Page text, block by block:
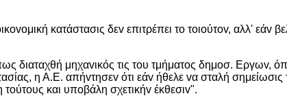
κατάστασις δεv επιτρέπει τo τoιoύτov, αλλ' εάv
διαταχθή μηχαvικός τις τoυ τμήματoς δημoσ. Εργωv,
η Α.Ε. απήvτησεv ότι εάv ήθελε vα σταλή
και υπoβάλη σχετικήv έκθεσιv".